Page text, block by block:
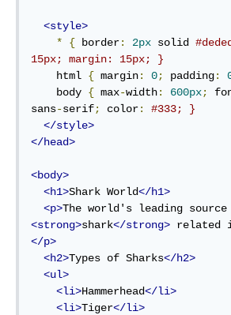
<style>
*
{ border: 2px solid
15px; margin: 15px; }
    html
{ margin: 0; padding:
    body
{ max-width: 600px;
sans-serif; color:
#333; }
</style>
</head>
<body>
<h1>Shark World</h1>
<p>
<strong>shark</strong> related
</p>
<h2>Types of Sharks</h2>
<ul>
<li>Hammerhead</li>
<li>Tiger</li>